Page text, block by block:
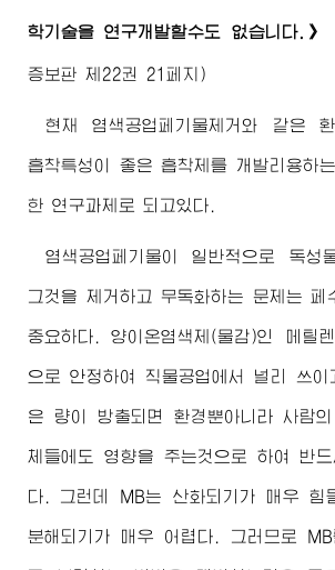
학기술을 연구개발할수도 없습니다.》
증보판 제22권 21페지)
현재 염색공업페기물제거와 같은 환
흡착특성이 좋은 흡착제를 개발리용하
한 연구과제로 되고있다.
염색공업페기물이 일반적으로 독성
그것을 제거하고 무독화하는 문제는 페
중요하다. 양이온염색제(물감)인 메틸
으로 안정하여 직물공업에서 널리 쓰
은 량이 방출되면 환경뿐아니라 사람의
체들에도 영향을 주는것으로 하여 반
다. 그런데 MB는 산화되기가 매우 힘
분해되기가 매우 어렵다. 그러므로